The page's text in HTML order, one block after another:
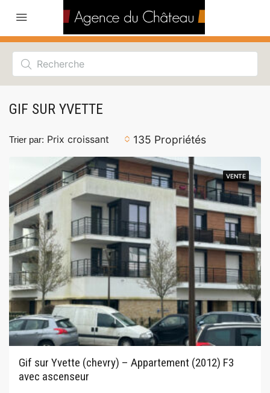
GIF SUR YVETTE
135 Propriétés
Trier par: Prix ​​croissant
VENTE
VENTE
Gif sur Yvette (chevry) – Appartement (2012) F3
avec ascenseur